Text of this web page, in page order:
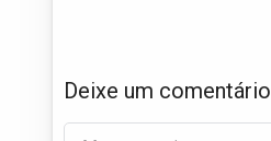
Deixe um comentário